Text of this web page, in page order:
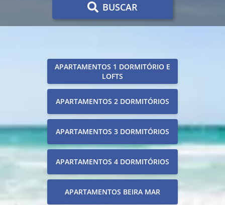
BUSCAR
APARTAMENTOS 1 DORMITÓRIO E
LOFTS
APARTAMENTOS 2 DORMITÓRIOS
APARTAMENTOS 3 DORMITÓRIOS
APARTAMENTOS 4 DORMITÓRIOS
APARTAMENTOS BEIRA MAR